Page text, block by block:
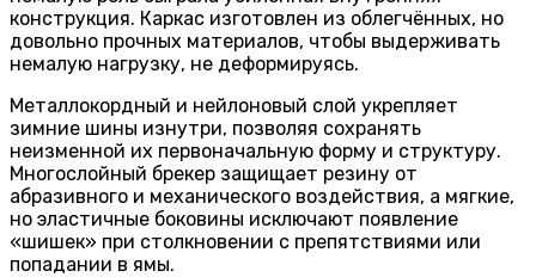
конструкция. Каркас изготовлен из облегчённых, но
довольно прочных материалов, чтобы выдерживать
немалую нагрузку, не деформируясь.
Металлокордный и нейлоновый слой укрепляет
зимние шины изнутри, позволяя сохранять
неизменной их первоначальную форму и структуру.
Многослойный брекер защищает резину от
абразивного и механического воздействия, а мягкие,
но эластичные боковины исключают появление
«шишек» при столкновении с препятствиями или
попадании в ямы.